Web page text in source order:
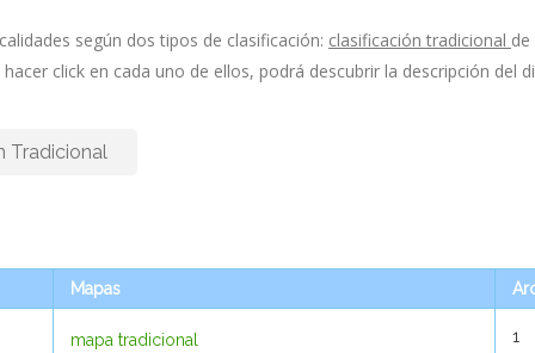
según dos tipos de clasificación: clasificación tradicional de
hacer click en cada uno de ellos, podrá descubrir la descripción del
Tradicional
Mapas
mapa tradicional
1
Mapas
mapa tradicional
1